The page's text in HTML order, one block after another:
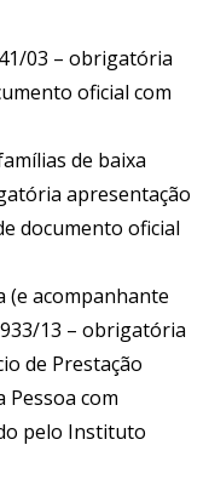
03 – obrigatória
oficial com
de baixa
apresentação
documento oficial
(e acompanhante
13 – obrigatória
de Prestação
Pessoa com
pelo Instituto